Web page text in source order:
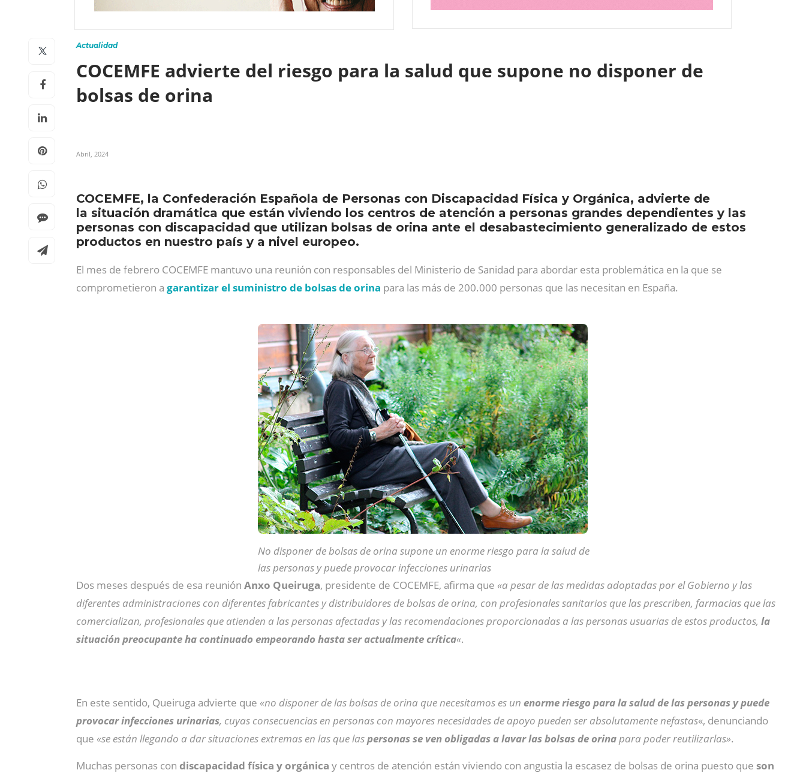
Actualidad
COCEMFE advierte del riesgo para la salud que supone no disponer de
bolsas de orina
Abril, 2024
COCEMFE, la Confederación Española de Personas con Discapacidad Física y Orgánica, advierte de
la situación dramática que están viviendo los centros de atención a personas grandes dependientes y las
personas con discapacidad que utilizan bolsas de orina ante el desabastecimiento generalizado de estos
productos en nuestro país y a nivel europeo.
El mes de febrero COCEMFE mantuvo una reunión con responsables del Ministerio de Sanidad para abordar esta problemática en la que se
comprometieron a garantizar el suministro de bolsas de orina para las más de 200.000 personas que las necesitan en España.
No disponer de bolsas de orina supone un enorme riesgo para la salud de
las personas y puede provocar infecciones urinarias
Dos meses después de esa reunión Anxo Queiruga, presidente de COCEMFE, afirma que «a pesar de las medidas adoptadas por el Gobierno y las
diferentes administraciones con diferentes fabricantes y distribuidores de bolsas de orina, con profesionales sanitarios que las prescriben, farmacias que las
comercializan, profesionales que atienden a las personas afectadas y las recomendaciones proporcionadas a las personas usuarias de estos productos, la
situación preocupante ha continuado empeorando hasta ser actualmente crítica«.
En este sentido, Queiruga advierte que «no disponer de las bolsas de orina que necesitamos es un enorme riesgo para la salud de las personas y puede
provocar infecciones urinarias, cuyas consecuencias en personas con mayores necesidades de apoyo pueden ser absolutamente nefastas«, denunciando
que «se están llegando a dar situaciones extremas en las que laspersonas se ven obligadas a lavar las bolsas de orinapara poder reutilizarlas».
Muchas personas con discapacidad física y orgánica y centros de atención están viviendo con angustia la escasez de bolsas de orina puesto que son